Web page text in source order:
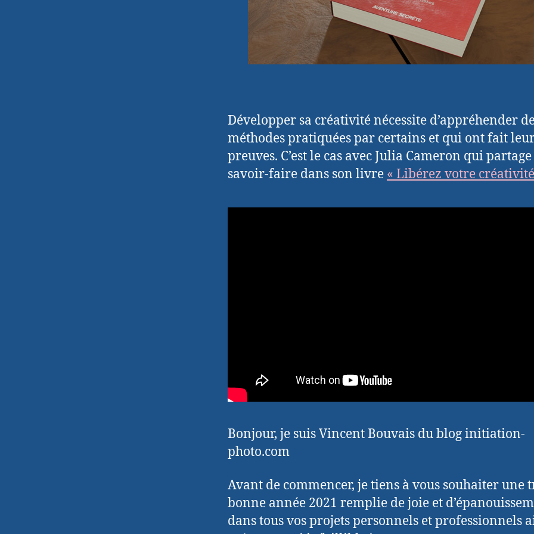
Développer sa créativité nécessite d’appréhender
méthodes pratiquées par certains et qui ont fait
preuves. C’est le cas avec Julia Cameron qui
savoir-faire dans son livre « Libérez votre
Bonjour, je suis Vincent Bouvais du blog initiation-
photo.com
Avant de commencer, je tiens à vous souhaiter une
bonne année 2021 remplie de joie et
dans tous vos projets personnels et professionnels